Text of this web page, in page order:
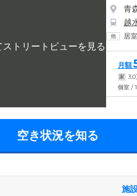
青
越
居
月額
家 3.0
個室 /
空き状況を知る
施